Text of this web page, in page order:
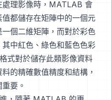
處理影像時，MATLAB 會
都儲存在矩陣中的一個元
個二維矩陣，而對於彩色
中紅色、綠色和藍色色彩
式對於儲存此類影像資料
的精確數值精度和結構，
要。